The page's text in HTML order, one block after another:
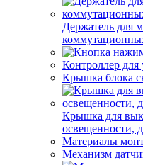
Держатель для
Контроллер для
Крышка блока
Крышка для
освещенности,
Материалы
Механизм